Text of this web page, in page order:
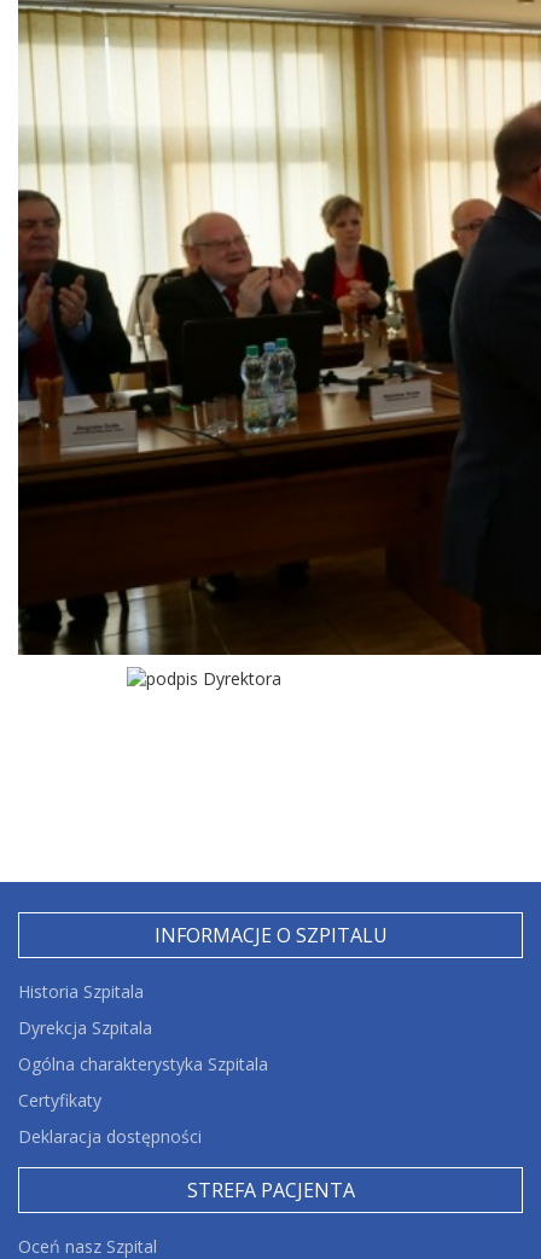
INFORMACJE O SZPITALU
Historia Szpitala
Dyrekcja Szpitala
Ogólna charakterystyka Szpitala
Certyfikaty
Deklaracja dostępności
STREFA PACJENTA
Oceń nasz Szpital